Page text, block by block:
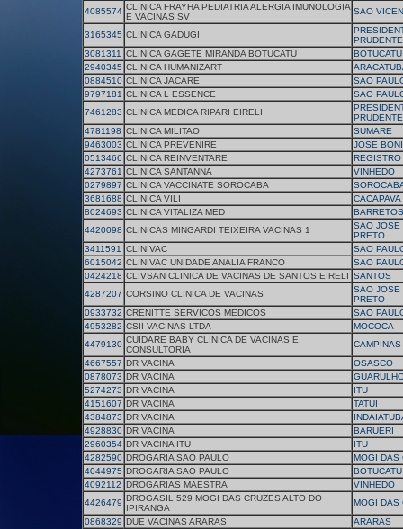
4085574 CLINICA FRAYHA PEDIATRIA ALERGIA IMUNOLOGIA
E VACINAS SV
SAO
3165345 CLINICA GADUGI
PRUDENTE
3081311
CLINICA GAGETE MIRANDA BOTUCATU
BOTUCATU
2940345 CLINICA HUMANIZART
0884510 CLINICA JACARE
SAO
9797181 CLINICA L ESSENCE
SAO
7461283 CLINICA MEDICA RIPARI EIRELI
PRUDENTE
4781198 CLINICA MILITAO
SUMARE
9463003 CLINICA PREVENIRE
JOSE
0513466 CLINICA REINVENTARE
REGISTRO
4273761 CLINICA SANTANNA
VINHEDO
0279897 CLINICA VACCINATE SOROCABA
3681688 CLINICA VILI
CACAPAVA
8024693 CLINICA VITALIZA MED
BARRETOS
4420098 CLINICAS MINGARDI TEIXEIRA VACINAS 1
SAO JOSE
PRETO
3411591
CLINIVAC
SAO
6015042 CLINIVAC UNIDADE ANALIA FRANCO
SAO
0424218 CLIVSAN CLINICA DE VACINAS DE SANTOS EIRELI SANTOS
4287207 CORSINO CLINICA DE VACINAS
SAO JOSE
PRETO
0933732 CRENITTE SERVICOS MEDICOS
SAO
4953282 CSII VACINAS LTDA
MOCOCA
4479130 CUIDARE BABY CLINICA DE VACINAS E
CONSULTORIA
CAMPINAS
4667557 DR VACINA
OSASCO
0878073 DR VACINA
5274273 DR VACINA
ITU
4151607 DR VACINA
TATUI
4384873 DR VACINA
4928830 DR VACINA
BARUERI
2960354 DR VACINA ITU
ITU
4282590 DROGARIA SAO PAULO
MOGI DAS
4044975 DROGARIA SAO PAULO
BOTUCATU
4092112 DROGARIAS MAESTRA
VINHEDO
4426479 DROGASIL 529 MOGI DAS CRUZES ALTO DO
IPIRANGA
MOGI DAS
0868329 DUE VACINAS ARARAS
ARARAS